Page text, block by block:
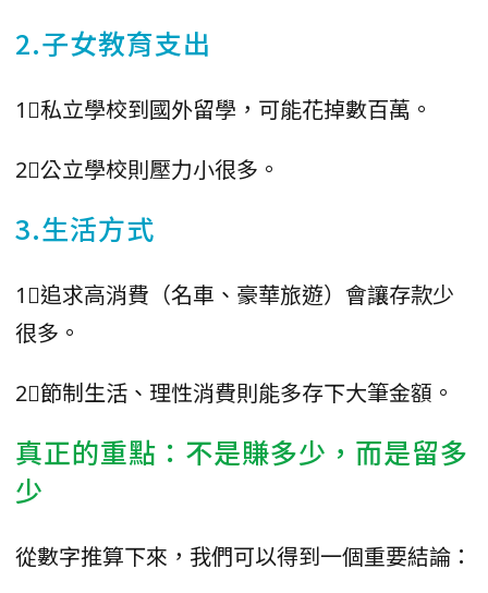
2.子女教育支出
1⃣️私立學校到國外留學，可能花掉數百萬。
2⃣️公立學校則壓力小很多。
3.生活方式
1⃣️追求高消費（名車、豪華旅遊）會讓存款少
很多。
2⃣️節制生活、理性消費則能多存下大筆金額。
真正的重點：不是賺多少，而是留多
少
從數字推算下來，我們可以得到一個重要結論：